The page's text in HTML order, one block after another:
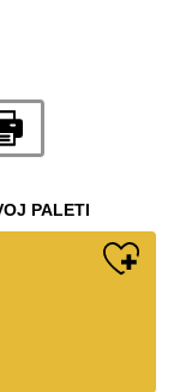
PALETI